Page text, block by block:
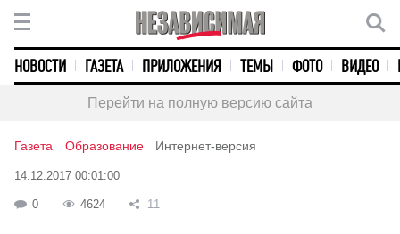
НОВОСТИ ГАЗЕТА ПРИЛОЖЕНИЯ ТЕМЫ ФОТО ВИДЕО
Перейти на полную версию сайта
Газета Образование Интернет-версия
14.12.2017 00:01:00
0 4624 11